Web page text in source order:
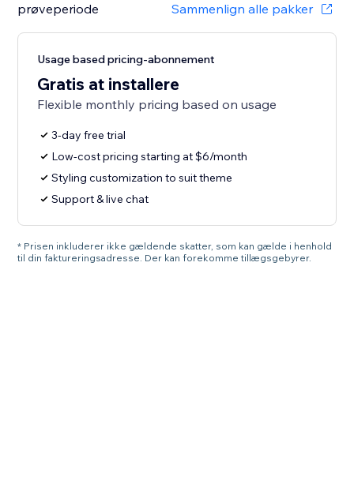
prøveperiode
Sammenlign alle pakker
Usage based pricing-abonnement
Gratis at installere
Flexible monthly pricing based on usage
3-day free trial
Low-cost pricing starting at $6/month
Styling customization to suit theme
Support & live chat
* Prisen inkluderer ikke gældende skatter, som kan gælde i henhold
til din faktureringsadresse. Der kan forekomme tillægsgebyrer.